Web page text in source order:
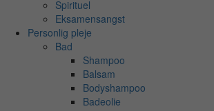
Spirituel
Eksamensangst
Personlig pleje
Bad
Shampoo
Balsam
Bodyshampoo
Badeolie